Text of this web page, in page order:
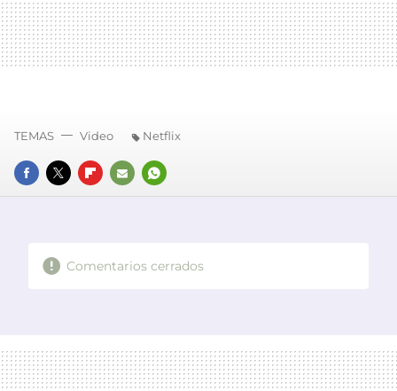
FACEBOOK
TWITTERFLIPBOARD
E-
WHATSAPP
TEMAS Video Netflix
Comentarios cerrados